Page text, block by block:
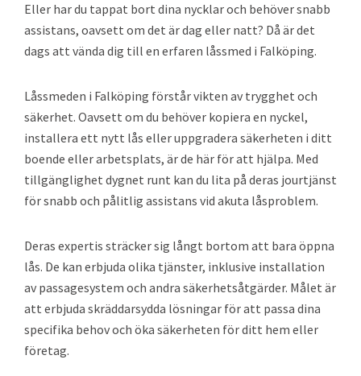
Eller har du tappat bort dina nycklar och behöver snabb
assistans, oavsett om det är dag eller natt? Då är det
dags att vända dig till en erfaren låssmed i Falköping.
Låssmeden i Falköping förstår vikten av trygghet och
säkerhet. Oavsett om du behöver kopiera en nyckel,
installera ett nytt lås eller uppgradera säkerheten i ditt
boende eller arbetsplats, är de här för att hjälpa. Med
tillgänglighet dygnet runt kan du lita på deras jourtjänst
för snabb och pålitlig assistans vid akuta låsproblem.
Deras expertis sträcker sig långt bortom att bara öppna
lås. De kan erbjuda olika tjänster, inklusive installation
av passagesystem och andra säkerhetsåtgärder. Målet är
att erbjuda skräddarsydda lösningar för att passa dina
specifika behov och öka säkerheten för ditt hem eller
företag.